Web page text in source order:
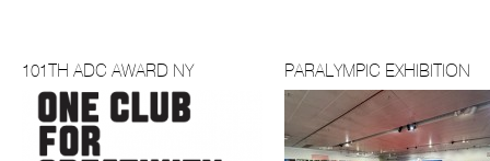
101TH ADC AWARD NY PARALYMPIC EXHIBITION